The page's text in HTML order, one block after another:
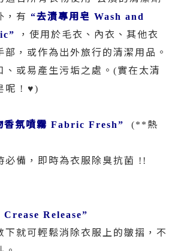
，有 “去漬專用皂 Wash and
，使用於毛衣、內衣、其他衣
，或作為出外旅行的清潔用品。
或易產生污垢之處。 (實在太清
呢 ! ♥)
香氛噴霧 Fabric Fresh” (** 熱
必備，即時為衣服除臭抗菌 !!
Crease Release”
下就可輕鬆消除衣服上的皺摺，不